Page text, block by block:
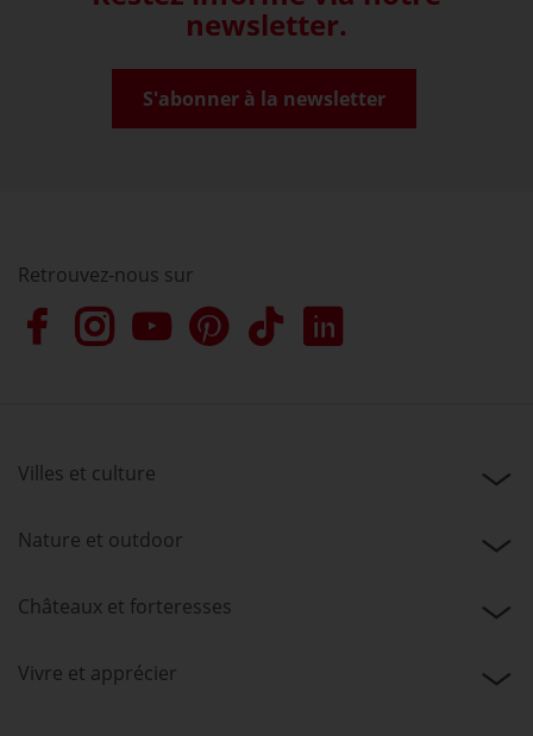
newsletter.
S'abonner à la newsletter
Retrouvez-nous sur
Villes et culture
Nature et outdoor
Châteaux et forteresses
Vivre et apprécier